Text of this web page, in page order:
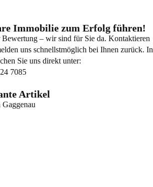
Immobilie zum Erfolg führen!
– wir sind für Sie da. Kontaktieren
uns schnellstmöglich bei Ihnen zurück. In
Sie uns direkt unter:
7085
Artikel